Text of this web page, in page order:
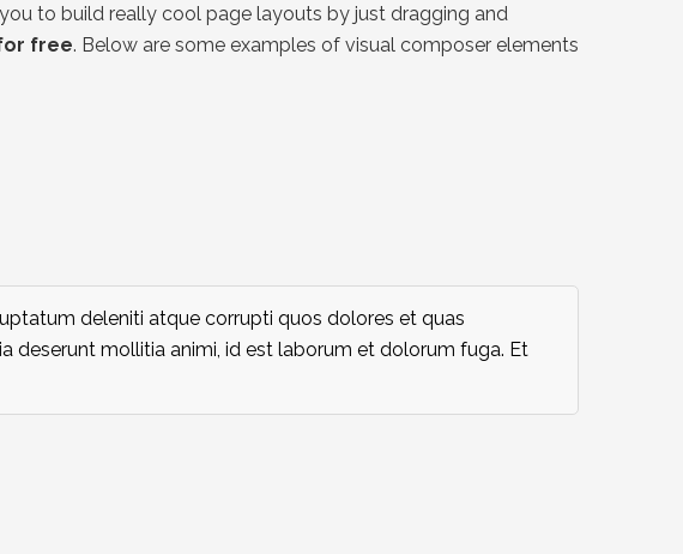
to build really cool page layouts by just dragging and
free. Below are some examples of visual composer elements
deleniti atque corrupti quos dolores et quas
deserunt mollitia animi, id est laborum et dolorum fuga. Et